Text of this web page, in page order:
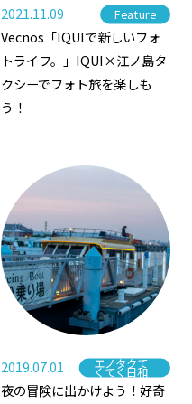
Vecnos「IQUIで新しいフォ
トライフ。」IQUI×江ノ島タ
クシーでフォト旅を楽しも
う！
2021.11.09 Category
Feature
夜の冒険に出かけよう！好奇
2019.07.01 Category
エノタクて
くてく日和